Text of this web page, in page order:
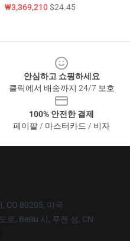
₩3,369,210$24.45
안심하고 쇼핑하세요
클릭에서 배송까지 24/7 보호
100% 안전한 결제
페이팔 / 마스터카드 / 비자
, CO 80205, 미국
로, Beiliu 시, 푸젠 성, CN